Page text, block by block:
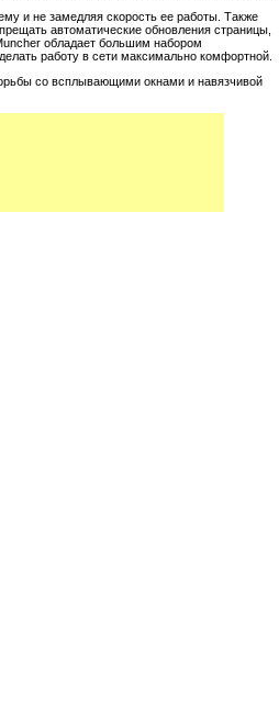
и не замедляя скорость ее работы. Также
автоматические обновления страницы,
обладает большим набором
работу в сети максимально комфортной.
со всплывающими окнами и навязчивой